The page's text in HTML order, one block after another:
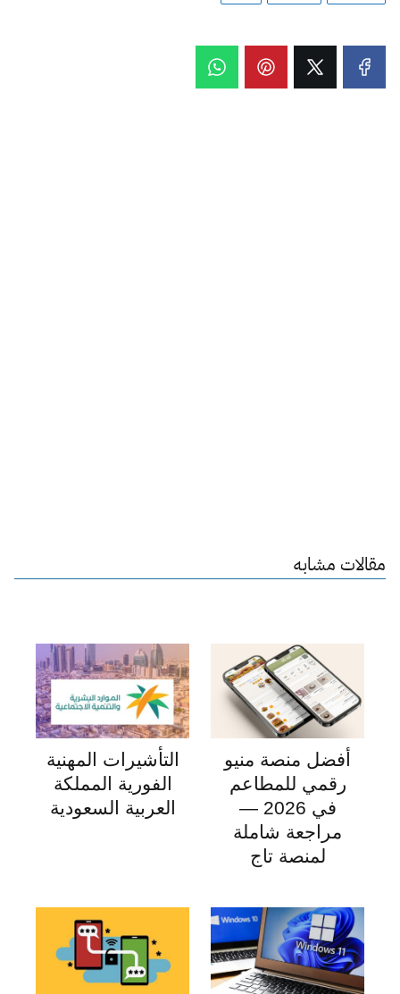
مقالات مشابه
أفضل منصة منيو
رقمي للمطاعم
في 2026 —
مراجعة شاملة
لمنصة تاج
التأشيرات المهنية
الفورية المملكة
العربية السعودية